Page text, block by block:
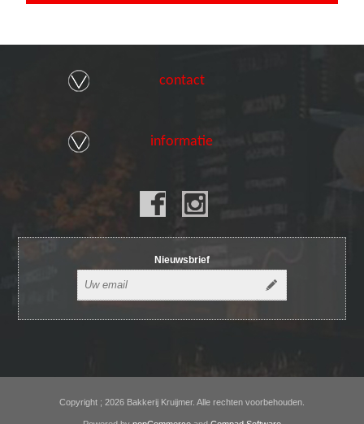
contact
informatie
Nieuwsbrief
Copyright ; 2026 Bakkerij Kruijmer. Alle rechten voorbehouden.